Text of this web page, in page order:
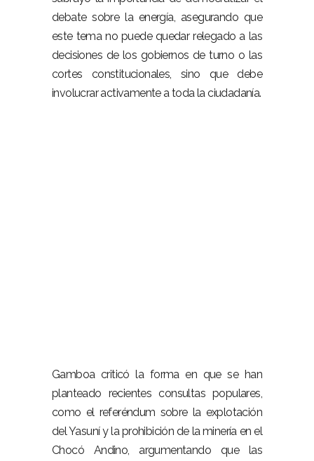
debate sobre la energía, asegurando que
este tema no puede quedar relegado a las
decisiones de los gobiernos de turno o las
cortes constitucionales, sino que debe
involucrar activamente a toda la ciudadanía.
Gamboa criticó la forma en que se han
planteado recientes consultas populares,
como el referéndum sobre la explotación
del Yasuní y la prohibición de la minería en el
Chocó Andino, argumentando que las